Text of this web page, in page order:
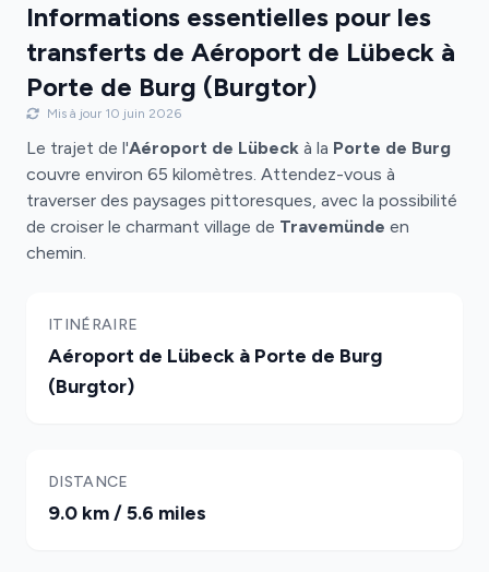
Informations essentielles pour les
transferts de Aéroport de Lübeck à
Porte de Burg (Burgtor)
Mis à jour 10 juin 2026
Le trajet de l'Aéroport de Lübeck à la Porte de Burg
couvre environ 65 kilomètres. Attendez-vous à
traverser des paysages pittoresques, avec la possibilité
de croiser le charmant village de Travemünde en
chemin.
ITINÉRAIRE
Aéroport de Lübeck à Porte de Burg
(Burgtor)
DISTANCE
9.0 km / 5.6 miles